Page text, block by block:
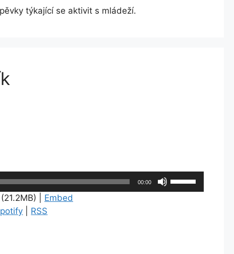
týkající se aktivit s mládeží.
00:00
Použitím
šipek
(21.2MB) | Embed
RSS